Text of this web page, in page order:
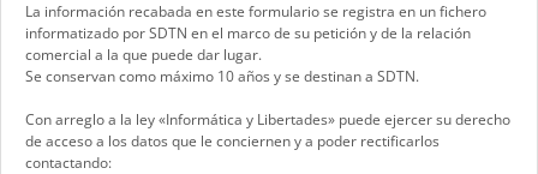
La información recabada en este formulario se registra en un fichero
informatizado por SDTN en el marco de su petición y de la relación
comercial a la que puede dar lugar.
Se conservan como máximo 10 años y se destinan a SDTN.
Con arreglo a la ley «Informática y Libertades» puede ejercer su derecho
de acceso a los datos que le conciernen y a poder rectificarlos
contactando: